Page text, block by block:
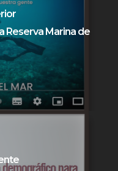
Reserva Marina de